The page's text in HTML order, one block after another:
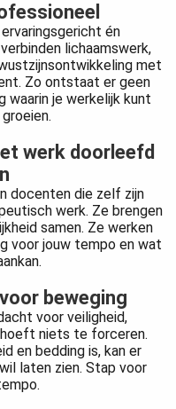
én
lichaamswerk,
met
Zo ontstaat er geen
waarin je werkelijk kunt
werk doorleefd
docenten die zelf zijn
werk. Ze brengen
samen. Ze werken
voor jouw tempo en wat
beweging
voor veiligheid,
niets te forceren.
en bedding is, kan er
laten zien. Stap voor